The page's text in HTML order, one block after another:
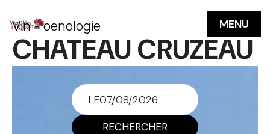
MENU
Vin - oenologie
CHATEAU CRUZEAU
LE
RECHERCHER